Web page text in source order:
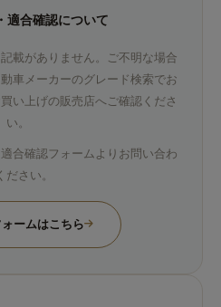
適合確認について
載がありません。ご不明な場合
車メーカーのグレード検索でお
い上げの販売店へご確認くださ
い。
合確認フォームよりお問い合わ
ださい。
ームはこちら